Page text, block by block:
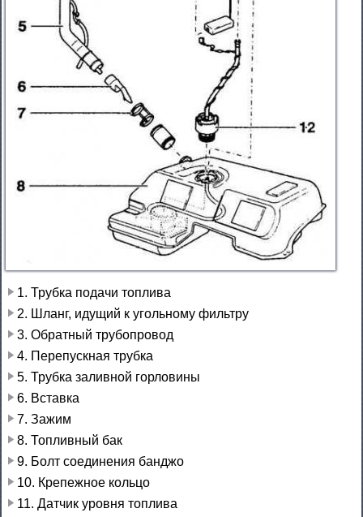
1. Трубка подачи топлива
2. Шланг, идущий к угольному фильтру
3. Обратный трубопровод
4. Перепускная трубка
5. Трубка заливной горловины
6. Вставка
7. Зажим
8. Топливный бак
9. Болт соединения банджо
10. Крепежное кольцо
11. Датчик уровня топлива